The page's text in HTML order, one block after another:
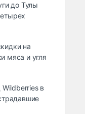
до Тулы
на
мяса и угля
в